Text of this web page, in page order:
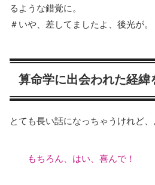
るような錯覚に。
＃いや、差してましたよ、後光が。
算命学に出会われた経緯
とても長い話になっちゃうけれど
もちろん、はい、喜んで！